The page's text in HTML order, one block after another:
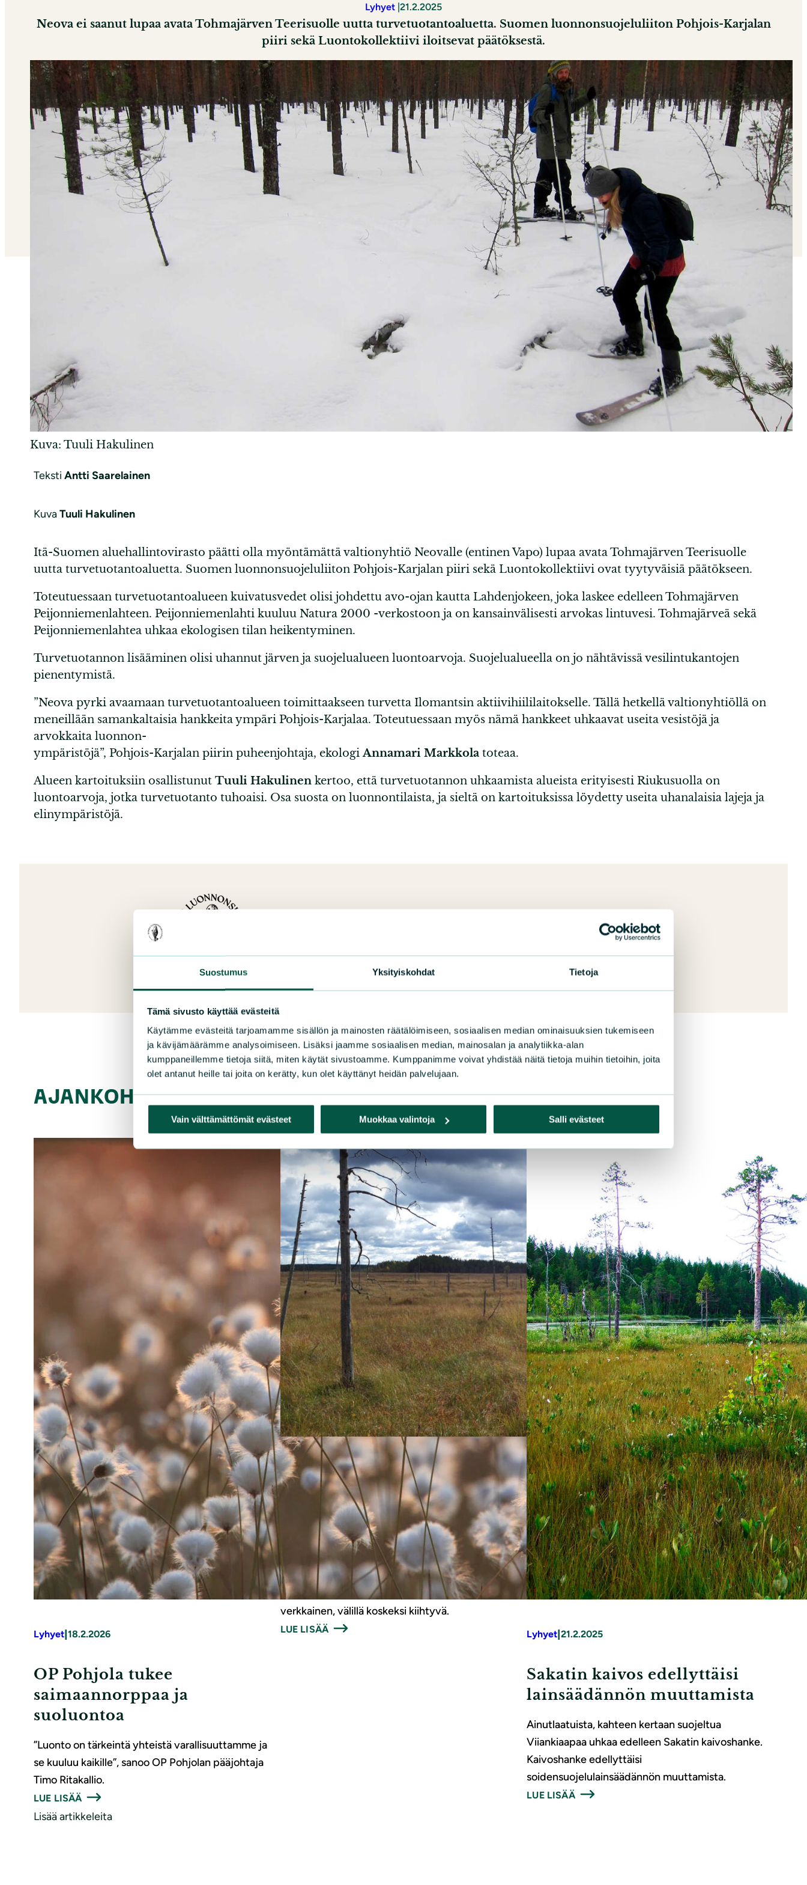
Suostumus Yksityiskohdat Tietoja
Tämä sivusto käyttää evästeitä
Käytämme evästeitä tarjoamamme sisällön ja mainosten räätälöimiseen, sosiaalisen median ominaisuuksien tukemiseen
ja kävijämäärämme analysoimiseen. Lisäksi jaamme sosiaalisen median, mainosalan ja analytiikka-alan
kumppaneillemme tietoja siitä, miten käytät sivustoamme. Kumppanimme voivat yhdistää näitä tietoja muihin tietoihin, joita
olet antanut heille tai joita on kerätty, kun olet käyttänyt heidän palvelujaan.
Vain välttämättömät evästeet Muokkaa valintoja Salli evästeet
Lyhyet |21.2.2025
Neova ei saanut lupaa avata Tohmajärven Teerisuolle uutta turvetuotantoaluetta. Suomen luonnonsuojeluliiton Pohjois-Karjalan
piiri sekä Luontokollektiivi iloitsevat päätöksestä.
Kuva: Tuuli Hakulinen
Teksti Antti Saarelainen
KuvaTuuli Hakulinen
Itä-Suomen aluehallintovirasto päätti olla myöntämättä valtionyhtiö Neovalle (entinen Vapo) lupaa avata Tohmajärven Teerisuolle
uutta turvetuotantoaluetta. Suomen luonnonsuojeluliiton Pohjois-Karjalan piiri sekä Luontokollektiivi ovat tyytyväisiä päätökseen.
Toteutuessaan turvetuotantoalueen kuivatusvedet olisi johdettu avo-ojan kautta Lahdenjokeen, joka laskee edelleen Tohmajärven
Peijonniemenlahteen. Peijonniemenlahti kuuluu Natura 2000 -verkostoon ja on kansainvälisesti arvokas lintuvesi. Tohmajärveä sekä
Peijonniemenlahtea uhkaa ekologisen tilan heikentyminen.
Turvetuotannon lisääminen olisi uhannut järven ja suojelualueen luontoarvoja. Suojelualueella on jo nähtävissä vesilintukantojen
pienentymistä.
”Neova pyrki avaamaan turvetuotantoalueen toimittaakseen turvetta Ilomantsin aktiivihiililaitokselle. Tällä hetkellä valtionyhtiöllä on
meneillään samankaltaisia hankkeita ympäri Pohjois-Karjalaa. Toteutuessaan myös nämä hankkeet uhkaavat useita vesistöjä ja
arvokkaita luonnon-
ympäristöjä”, Pohjois-Karjalan piirin puheenjohtaja, ekologiAnnamari Markkola toteaa.
Alueen kartoituksiin osallistunut Tuuli Hakulinen kertoo, että turvetuotannon uhkaamista alueista erityisesti Riukusuolla on
luontoarvoja, jotka turvetuotanto tuhoaisi. Osa suosta on luonnontilaista, ja sieltä on kartoituksissa löydetty useita uhanalaisia lajeja ja
elinympäristöjä.
Luonnonsuojelija-lehti on jäsenetu
AJANKOHTAISTA
Lyhyet 18.2.2026
OP Pohjola tukee
saimaannorppaa ja
suoluontoa
”Luonto on tärkeintä yhteistä varallisuuttamme ja
se kuuluu kaikille”, sanoo OP Pohjolan pääjohtaja
Timo Ritakallio.
LUE LISÄÄ
Lempipaikat|21.8.2025
Koitajoen kainalossa
Kävelen Koivusuolla. Tämä on pieni pala suojeltua
suoluontoa Ilomantsissa, Koitajoen kainalossa,
tuhansien vuosien aikana syntynyttä. Ohi virtaa
ikiaikainen, kymmentuhatvuotinen Koita,
verkkainen, välillä koskeksi kiihtyvä.
LUE LISÄÄ Lyhyet |21.2.2025
Sakatin kaivos edellyttäisi
lainsäädännön muuttamista
Ainutlaatuista, kahteen kertaan suojeltua
Viiankiaapaa uhkaa edelleen Sakatin kaivoshanke.
Kaivoshanke edellyttäisi
soidensuojelulainsäädännön muuttamista.
LUE LISÄÄ
Lisää artikkeleita